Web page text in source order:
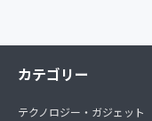
カテゴリー
テクノロジー・ガジェット